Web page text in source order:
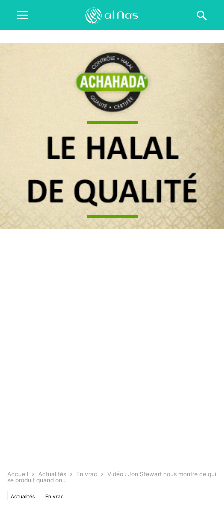
Accueil Actualités En vrac
Vidéo : Jon Stewart nous montre ce qui
se produit quand on...
Actualités En vrac